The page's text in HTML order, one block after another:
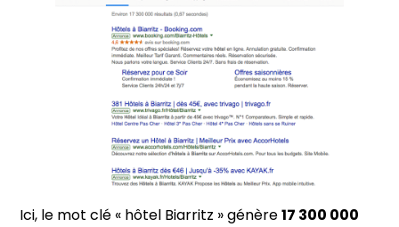
Ici, le mot clé « hôtel Biarritz » génère17 300 000